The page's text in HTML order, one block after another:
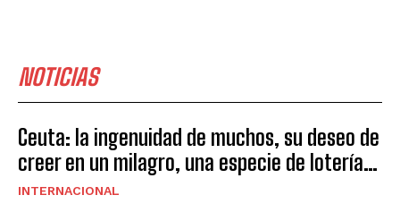
NOTICIAS
Ceuta: la ingenuidad de muchos, su deseo de
creer en un milagro, una especie de lotería…
INTERNACIONAL